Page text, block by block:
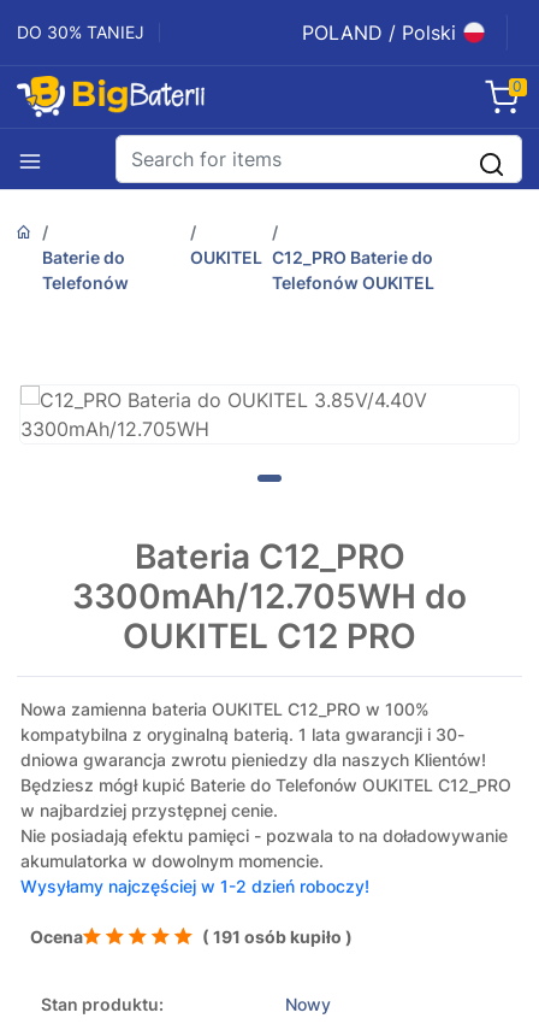
DO 30% TANIEJ POLAND / Polski
0
Baterie do
Telefonów
OUKITEL C12_PRO Baterie do
Telefonów OUKITEL
Bateria C12_PRO
3300mAh/12.705WH do
OUKITEL C12 PRO
Nowa zamienna bateria OUKITEL C12_PRO w 100%
kompatybilna z oryginalną baterią. 1 lata gwarancji i 30-
dniowa gwarancja zwrotu pieniedzy dla naszych Klientów!
Będziesz mógł kupić Baterie do Telefonów OUKITEL C12_PRO
w najbardziej przystępnej cenie.
Nie posiadają efektu pamięci - pozwala to na doładowywanie
akumulatorka w dowolnym momencie.
Wysyłamy najczęściej w 1-2 dzień roboczy!
Ocena ( 191 osób kupiło )
Stan produktu: Nowy